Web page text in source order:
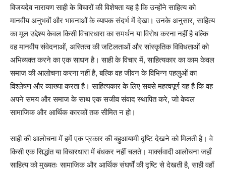
विजयदेव नारायण साही के विचारों की विशेषता यह है कि उन्होंने साहित्य को
मानवीय अनुभवों और भावनाओं के व्यापक संदर्भ में देखा। उनके अनुसार, साहित्य
का मूल उद्देश्य केवल किसी विचारधारा का समर्थन या विरोध करना नहीं है बल्कि
वह मानवीय संवेदनाओं, अस्तित्व की जटिलताओं और सांस्कृतिक विविधताओं को
अभिव्यक्त करने का एक साधन है। साही के विचार में, साहित्यकार का काम केवल
समाज की आलोचना करना नहीं है, बल्कि वह जीवन के विभिन्न पहलुओं का
विश्लेषण और व्याख्या करता है। साहित्यकार के लिए सबसे महत्वपूर्ण यह है कि वह
अपने समय और समाज के साथ एक सजीव संवाद स्थापित करे, जो केवल
सामाजिक और आर्थिक कारकों तक सीमित न हो।
साही की आलोचना में हमें एक प्रकार की बहुआयामी दृष्टि देखने को मिलती है। वे
किसी एक सिद्धांत या विचारधारा में बंधकर नहीं चलते। मार्क्सवादी आलोचना जहाँ
साहित्य को मुख्यतः सामाजिक और आर्थिक संघर्षों की दृष्टि से देखती है, साही वहाँ